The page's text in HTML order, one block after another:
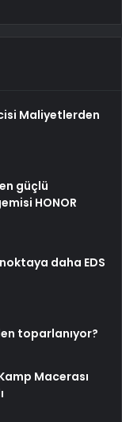
Maliyetlerden
güçlü
HONOR
daha EDS
toparlanıyor?
Macerası